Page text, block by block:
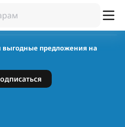
выгодные предложения на